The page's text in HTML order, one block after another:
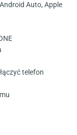
Auto, Apple
telefon